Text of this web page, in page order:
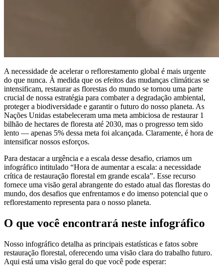
A necessidade de acelerar o reflorestamento global é mais urgente
do que nunca. À medida que os efeitos das mudanças climáticas se
intensificam, restaurar as florestas do mundo se tornou uma parte
crucial de nossa estratégia para combater a degradação ambiental,
proteger a biodiversidade e garantir o futuro do nosso planeta. As
Nações Unidas estabeleceram uma meta ambiciosa de restaurar 1
bilhão de hectares de floresta até 2030, mas o progresso tem sido
lento — apenas 5% dessa meta foi alcançada. Claramente, é hora de
intensificar nossos esforços.
Para destacar a urgência e a escala desse desafio, criamos um
infográfico intitulado “Hora de aumentar a escala: a necessidade
crítica de restauração florestal em grande escala”. Esse recurso
fornece uma visão geral abrangente do estado atual das florestas do
mundo, dos desafios que enfrentamos e do imenso potencial que o
reflorestamento representa para o nosso planeta.
O que você encontrará neste infográfico
Nosso infográfico detalha as principais estatísticas e fatos sobre
restauração florestal, oferecendo uma visão clara do trabalho futuro.
Aqui está uma visão geral do que você pode esperar: